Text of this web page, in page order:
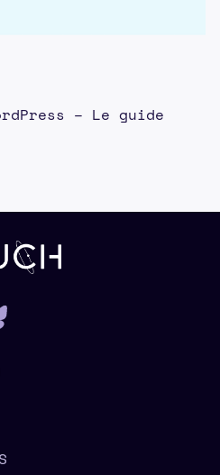
– Le guide